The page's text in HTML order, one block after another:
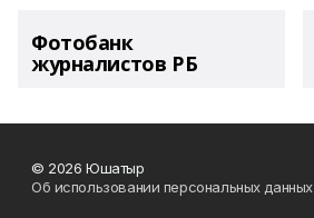
Фотобанк
журналистов РБ
© 2026 Юшатыр
Об использовании персональных данных